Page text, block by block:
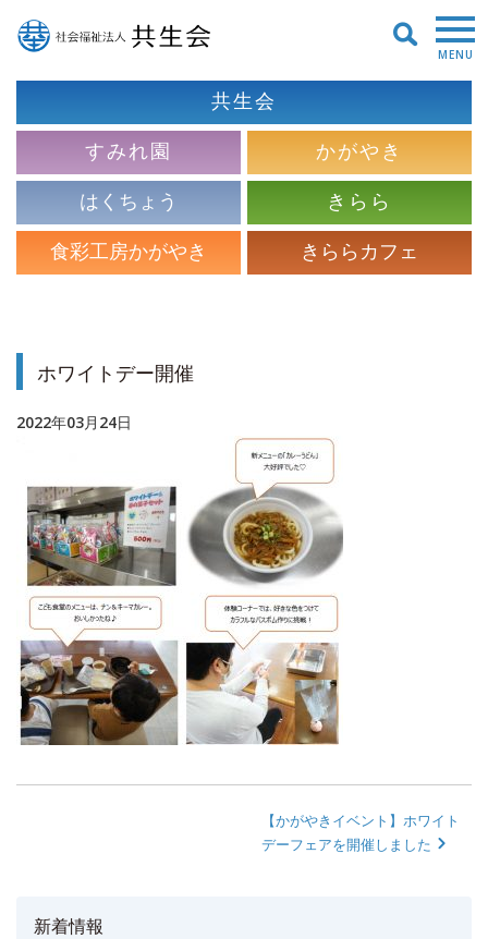
MENU
共生会
すみれ園
かがやき
はくちょう
きらら
食彩工房かがやき
きららカフェ
ホワイトデー開催
2022年03月24日
【かがやきイベント】ホワイト
デーフェアを開催しました
新着情報